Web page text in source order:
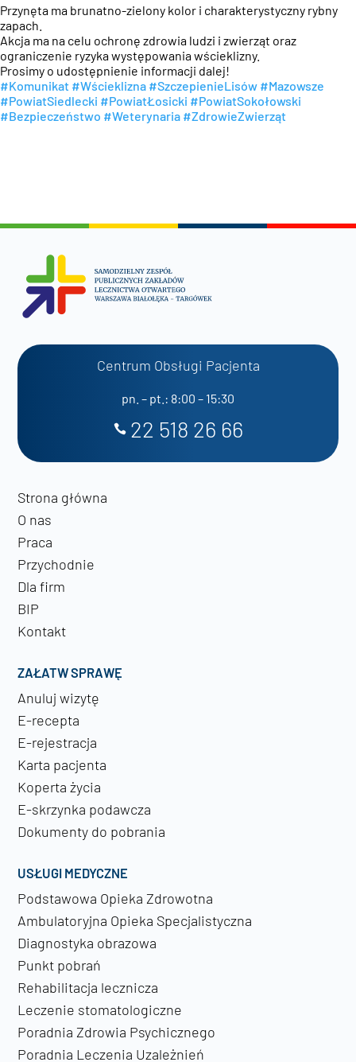
Przynęta ma brunatno-zielony kolor i charakterystyczny rybny
zapach.
Akcja ma na celu ochronę zdrowia ludzi i zwierząt oraz
ograniczenie ryzyka występowania wścieklizny.
Prosimy o udostępnienie informacji dalej!
#Komunikat #Wścieklizna #SzczepienieLisów #Mazowsze
#PowiatSiedlecki #PowiatŁosicki #PowiatSokołowski
#Bezpieczeństwo #Weterynaria #ZdrowieZwierząt
Centrum Obsługi Pacjenta
pn. – pt.: 8:00 – 15:30
22 518 26 66
Strona główna
O nas
Praca
Przychodnie
Dla firm
BIP
Kontakt
ZAŁATW SPRAWĘ
Anuluj wizytę
E-recepta
E-rejestracja
Karta pacjenta
Koperta życia
E-skrzynka podawcza
Dokumenty do pobrania
USŁUGI MEDYCZNE
Podstawowa Opieka Zdrowotna
Ambulatoryjna Opieka Specjalistyczna
Diagnostyka obrazowa
Punkt pobrań
Rehabilitacja lecznicza
Leczenie stomatologiczne
Poradnia Zdrowia Psychicznego
Poradnia Leczenia Uzależnień